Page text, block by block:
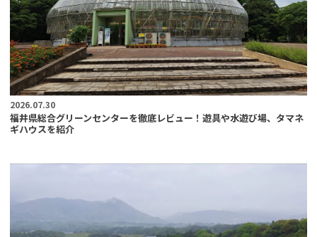
2026.07.30
福井県総合グリーンセンターを徹底レビュー！遊具や水遊び場、タマネ
ギハウスを紹介